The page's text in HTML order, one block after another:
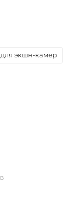
экшн-камер